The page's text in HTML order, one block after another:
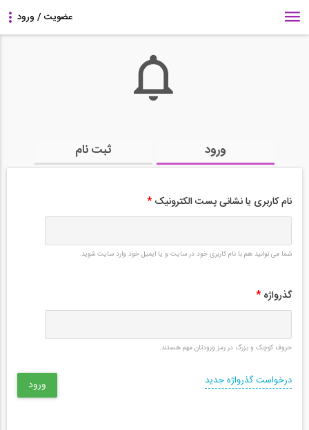
ورود ثبت نام
نام کاربری یا نشانی پست الکترونیک *
شما می توانید هم با نام کاربری خود در سایت و یا ایمیل خود وارد سایت شوید.
گذرواژه *
حروف کوچک و بزرگ در رمز ورودتان مهم هستند.
درخواست گذرواژه جدید